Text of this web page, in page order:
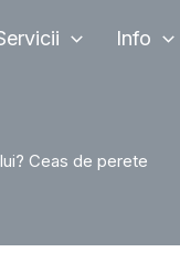
Info
Ceas de perete